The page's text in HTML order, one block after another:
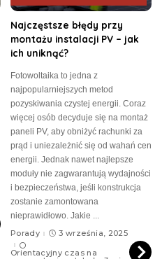
Najczęstsze błędy przy
montażu instalacji PV – jak
ich uniknąć?
Fotowoltaika to jedna z
najpopularniejszych metod
pozyskiwania czystej energii. Coraz
więcej osób decyduje się na montaż
paneli PV, aby obniżyć rachunki za
prąd i uniezależnić się od wahań cen
energii. Jednak nawet najlepsze
moduły nie zagwarantują wydajności
i bezpieczeństwa, jeśli konstrukcja
zostanie zamontowana
nieprawidłowo. Jakie
Porady
3 września, 2025
Orientacyjny czas na